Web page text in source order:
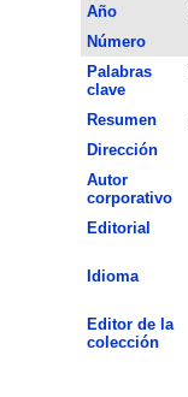
Año
Número
Palabras
clave
Resumen
Dirección
Autor
corporativo
Editorial
Idioma
Editor de la
colección